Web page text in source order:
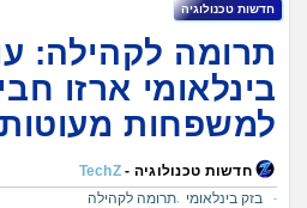
חדשות טכנולוגיה
תרומה לקהילה:
בינלאומי ארזו
למשפחות מעוטות
חדשות טכנולוגיה -TechZ
בזק בינלאומי
תרומה לקהילה